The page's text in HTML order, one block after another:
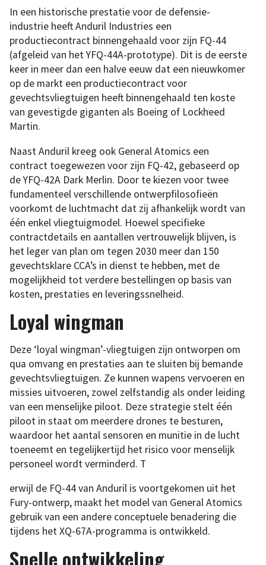
In een historische prestatie voor de defensie-
industrie heeft Anduril Industries een
productiecontract binnengehaald voor zijn FQ-44
(afgeleid van het YFQ-44A-prototype). Dit is de eerste
keer in meer dan een halve eeuw dat een nieuwkomer
op de markt een productiecontract voor
gevechtsvliegtuigen heeft binnengehaald ten koste
van gevestigde giganten als Boeing of Lockheed
Martin.
Naast Anduril kreeg ook General Atomics een
contract toegewezen voor zijn FQ-42, gebaseerd op
de YFQ-42A Dark Merlin. Door te kiezen voor twee
fundamenteel verschillende ontwerpfilosofieën
voorkomt de luchtmacht dat zij afhankelijk wordt van
één enkel vliegtuigmodel. Hoewel specifieke
contractdetails en aantallen vertrouwelijk blijven, is
het leger van plan om tegen 2030 meer dan 150
gevechtsklare CCA’s in dienst te hebben, met de
mogelijkheid tot verdere bestellingen op basis van
kosten, prestaties en leveringssnelheid.
Loyal wingman
Deze ‘loyal wingman’-vliegtuigen zijn ontworpen om
qua omvang en prestaties aan te sluiten bij bemande
gevechtsvliegtuigen. Ze kunnen wapens vervoeren en
missies uitvoeren, zowel zelfstandig als onder leiding
van een menselijke piloot. Deze strategie stelt één
piloot in staat om meerdere drones te besturen,
waardoor het aantal sensoren en munitie in de lucht
toeneemt en tegelijkertijd het risico voor menselijk
personeel wordt verminderd. T
erwijl de FQ-44 van Anduril is voortgekomen uit het
Fury-ontwerp, maakt het model van General Atomics
gebruik van een andere conceptuele benadering die
tijdens het XQ-67A-programma is ontwikkeld.
Snelle ontwikkeling